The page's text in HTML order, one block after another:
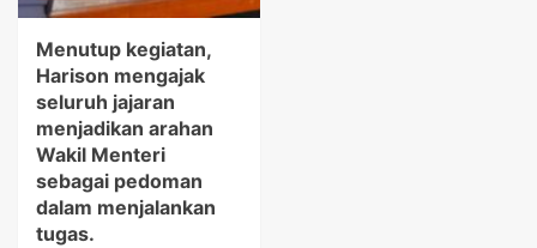
Menutup kegiatan,
Harison mengajak
seluruh jajaran
menjadikan arahan
Wakil Menteri
sebagai pedoman
dalam menjalankan
tugas.